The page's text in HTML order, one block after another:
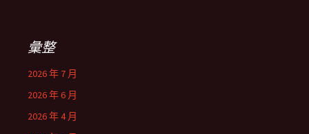
彙整
2026 年 7 月
2026 年 6 月
2026 年 4 月